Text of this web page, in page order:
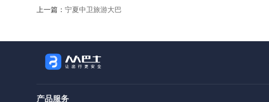
上一篇： 宁夏中卫旅游大巴
产品服务